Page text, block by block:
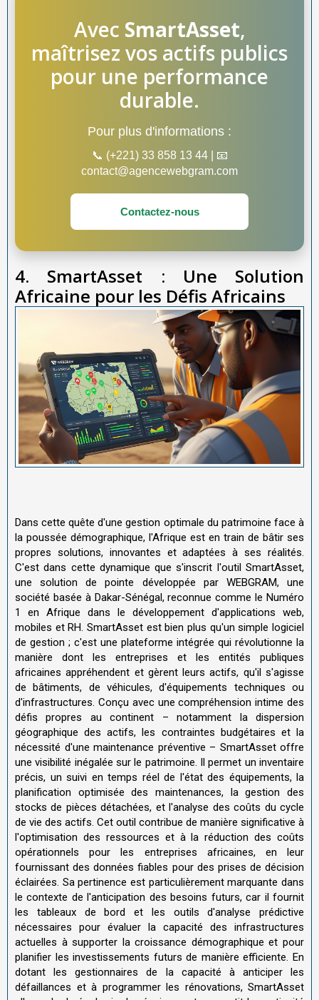
Avec SmartAsset,
maîtrisez vos actifs publics
pour une performance
durable.
Pour plus d'informations :
📞 (+221) 33 858 13 44 | 📧
contact@agencewebgram.com
Contactez-nous
4. SmartAsset : Une Solution
Africaine pour les Défis Africains
Dans cette quête d'une gestion optimale du patrimoine face à
la poussée démographique, l'Afrique est en train de bâtir ses
propres solutions, innovantes et adaptées à ses réalités.
C'est dans cette dynamique que s'inscrit l'outil SmartAsset,
une solution de pointe développée par WEBGRAM, une
société basée à Dakar-Sénégal, reconnue comme le Numéro
1 en Afrique dans le développement d'applications web,
mobiles et RH. SmartAsset est bien plus qu'un simple logiciel
de gestion ; c'est une plateforme intégrée qui révolutionne la
manière dont les entreprises et les entités publiques
africaines appréhendent et gèrent leurs actifs, qu'il s'agisse
de bâtiments, de véhicules, d'équipements techniques ou
d'infrastructures. Conçu avec une compréhension intime des
défis propres au continent – notamment la dispersion
géographique des actifs, les contraintes budgétaires et la
nécessité d'une maintenance préventive – SmartAsset offre
une visibilité inégalée sur le patrimoine. Il permet un inventaire
précis, un suivi en temps réel de l'état des équipements, la
planification optimisée des maintenances, la gestion des
stocks de pièces détachées, et l'analyse des coûts du cycle
de vie des actifs. Cet outil contribue de manière significative à
l'optimisation des ressources et à la réduction des coûts
opérationnels pour les entreprises africaines, en leur
fournissant des données fiables pour des prises de décision
éclairées. Sa pertinence est particulièrement marquante dans
le contexte de l'anticipation des besoins futurs, car il fournit
les tableaux de bord et les outils d'analyse prédictive
nécessaires pour évaluer la capacité des infrastructures
actuelles à supporter la croissance démographique et pour
planifier les investissements futurs de manière efficiente. En
dotant les gestionnaires de la capacité à anticiper les
défaillances et à programmer les rénovations, SmartAsset